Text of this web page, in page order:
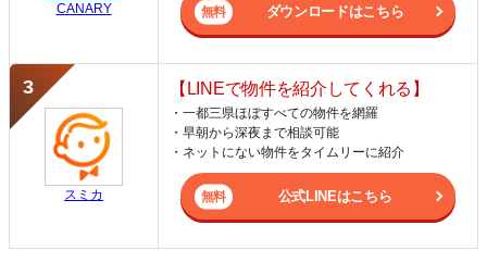
CANARY ダウンロードはこちら
スミカ
【LINEで物件を紹介してくれる】
・一都三県ほぼすべての物件を網羅
・早朝から深夜まで相談可能
・ネットにない物件をタイムリーに紹介
公式LINEはこちら